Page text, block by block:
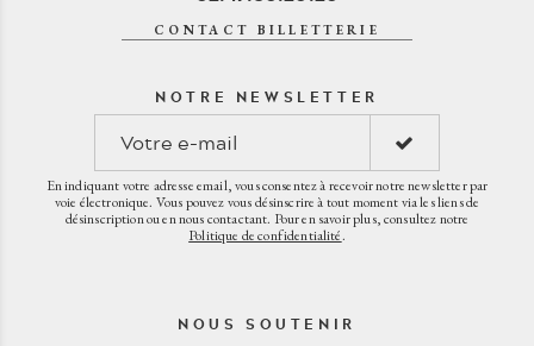
CONTACT BILLETTERIE
NOTRE NEWSLETTER
En indiquant votre adresse email, vous consentez à recevoir notre newsletter par
voie électronique. Vous pouvez vous désinscrire à tout moment via les liens de
désinscription ou en nous contactant. Pour en savoir plus, consultez notre
Politique de confidentialité.
NOUS SOUTENIR